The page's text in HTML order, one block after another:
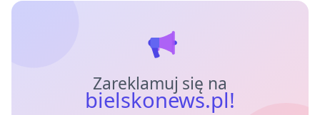
Zareklamuj się na
bielskonews.pl!